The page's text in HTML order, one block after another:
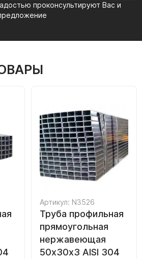
проконсультируют Вас и
Артикул: N3526
Труба профильная
прямоугольная
нержавеющая
50х30х3 AISI 304